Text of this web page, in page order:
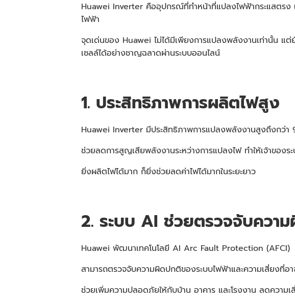
Huawei Inverter คืออุปกรณ์ที่ทำหน้าที่แปลงไฟฟ้ากระแสตรง
ไฟฟ้า
จุดเด่นของ Huawei ไม่ได้มีเพียงการแปลงพลังงานเท่านั้น แต่
เซลล์ได้อย่างชาญฉลาดผ่านระบบออนไลน์
1. ประสิทธิภาพการผลิตไฟสูง
Huawei Inverter มีประสิทธิภาพการแปลงพลังงานสูงถึงกว่า
ช่วยลดการสูญเสียพลังงานระหว่างการแปลงไฟ ทำให้เจ้าของ
ยิ่งผลิตไฟได้มาก ก็ยิ่งช่วยลดค่าไฟได้มากในระยะยาว
2. ระบบ AI ช่วยตรวจจับควา
Huawei พัฒนาเทคโนโลยี AI Arc Fault Protection (AFCI)
สามารถตรวจจับความผิดปกติของระบบไฟฟ้าและความเสี่ยงที่อา
ช่วยเพิ่มความปลอดภัยให้กับบ้าน อาคาร และโรงงาน ลดความเ